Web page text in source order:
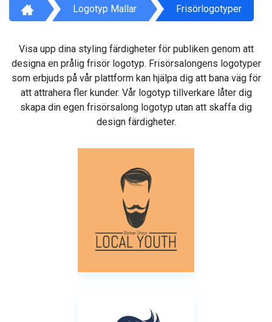
Logotyp Mallar Frisörlogotyper
Visa upp dina styling färdigheter för publiken genom att
designa en prålig frisör logotyp. Frisörsalongens logotyper
som erbjuds på vår plattform kan hjälpa dig att bana väg för
att attrahera fler kunder. Vår logotyp tillverkare låter dig
skapa din egen frisörsalong logotyp utan att skaffa dig
design färdigheter.